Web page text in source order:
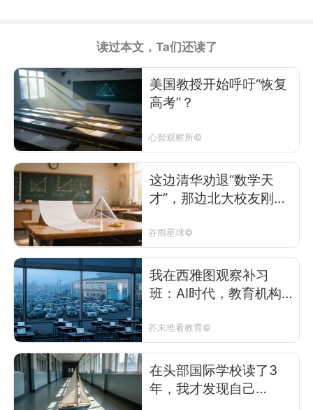
读过本文，Ta们还读了
美国教授开始呼吁“恢复
高考”？
心智观察所©
这边清华劝退“数学天
才”，那边北大校友刚创
谷雨星球©
我在西雅图观察补习
班：AI时代，教育机构
芥末堆看教育©
在头部国际学校读了3
年，我才发现自己